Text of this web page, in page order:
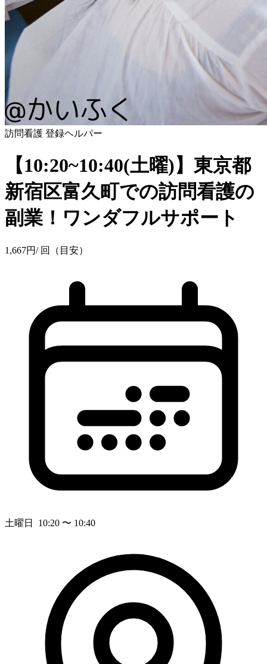
訪問看護 登録ヘルパー
【10:20~10:40(土曜)】東京都
新宿区富久町での訪問看護の
副業！ワンダフルサポート
1,667円/ 回（目安）
土曜日 10:20 〜 10:40